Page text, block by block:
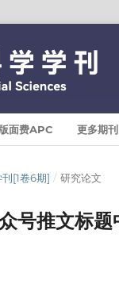
版面费APC 更多期刊
[1卷6期] / 研究论文
号推文标